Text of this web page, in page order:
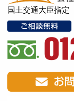
国土交通大臣指